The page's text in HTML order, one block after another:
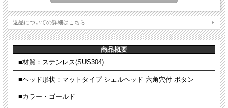
返品についての詳細はこちら
商品概要
■材質：ステンレス(SUS304)
■ヘッド形状：マットタイプ シェルヘッド 六角穴付 ボタン
■カラー・ゴールド